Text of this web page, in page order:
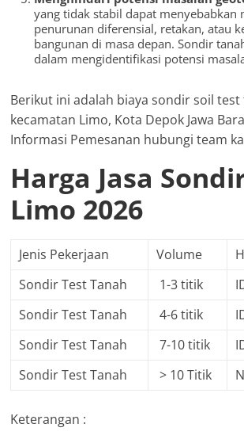
yang tidak stabil dapat menyebabkan
penurunan diferensial, retakan, atau
bangunan di masa depan. Sondir
dalam mengidentifikasi potensi
Berikut ini adalah biaya sondir soil test
kecamatan Limo, Kota Depok Jawa
Informasi Pemesanan hubungi team
Harga Jasa
Limo 2026
Jenis Pekerjaan Volume
Sondir Test Tanah
1-3 titik
Sondir Test Tanah
4-6 titik
Sondir Test Tanah
7-10 titik
Sondir Test Tanah
> 10 Titik
Keterangan :